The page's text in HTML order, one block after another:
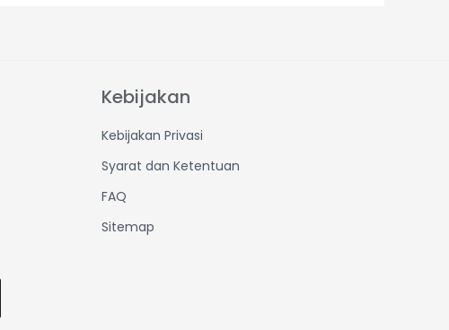
Kebijakan
Kebijakan Privasi
Syarat dan Ketentuan
FAQ
Sitemap